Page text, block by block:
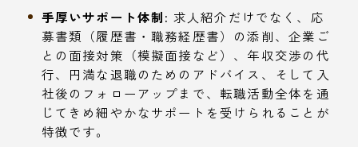
手厚いサポート体制: 求人紹介だけでなく、応
募書類（履歴書・職務経歴書）の添削、企業ご
との面接対策（模擬面接など）、年収交渉の代
行、円満な退職のためのアドバイス、そして入
社後のフォローアップまで、転職活動全体を通
じてきめ細やかなサポートを受けられることが
特徴です。